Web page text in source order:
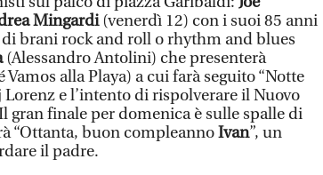
Mingardi(venerdì 12) con i suoi 85 anni
brani rock and roll o rhythm and blues
(Alessandro Antolini) che presenterà
Vamos alla Playa) a cui farà seguito “Notte
Lorenz e l’intento di rispolverare il Nuovo
gran finale per domenica è sulle spalle di
“Ottanta, buon compleannoIvan”, un
il padre.